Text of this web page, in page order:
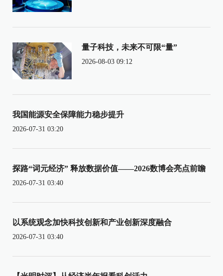
量子科技，未来不可限“量”
2026-08-03 09:12
我国能源安全保障能力稳步提升
2026-07-31 03:20
探路“词元经济” 释放数据价值——2026数博会亮点前瞻
2026-07-31 03:40
以系统观念加快科技创新和产业创新深度融合
2026-07-31 03:40